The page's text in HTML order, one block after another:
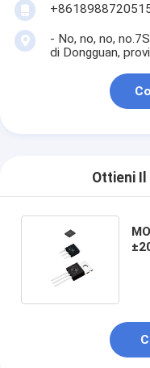
- No, no, no,
di Dongguan,
Ottieni